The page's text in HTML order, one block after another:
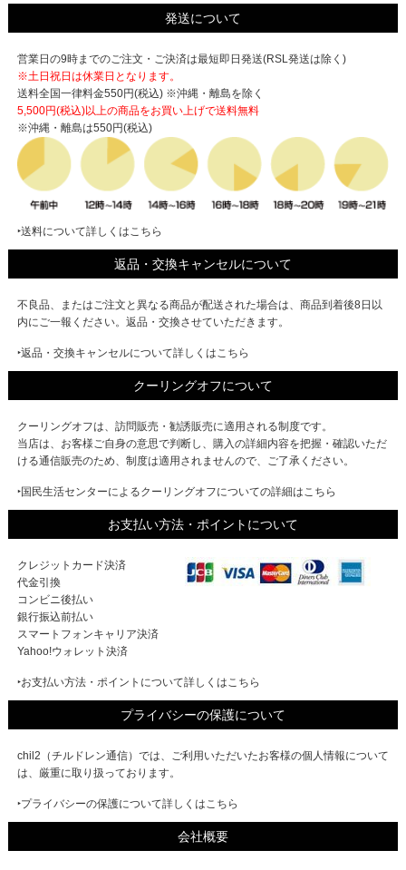
発送について
営業日の9時までのご注文・ご決済は最短即日発送(RSL発送は除く)
※土日祝日は休業日となります。
送料全国一律料金550円(税込) ※沖縄・離島を除く
5,500円(税込)以上の商品をお買い上げで送料無料
※沖縄・離島は550円(税込)
‣送料について詳しくはこちら
返品・交換キャンセルについて
不良品、またはご注文と異なる商品が配送された場合は、商品到着後8日以
内にご一報ください。返品・交換させていただきます。
‣返品・交換キャンセルについて詳しくはこちら
クーリングオフについて
クーリングオフは、訪問販売・勧誘販売に適用される制度です。
当店は、お客様ご自身の意思で判断し、購入の詳細内容を把握・確認いただ
ける通信販売のため、制度は適用されませんので、ご了承ください。
‣国民生活センターによるクーリングオフについての詳細はこちら
お支払い方法・ポイントについて
クレジットカード決済
代金引換
コンビニ後払い
銀行振込前払い
スマートフォンキャリア決済
Yahoo!ウォレット決済
‣お支払い方法・ポイントについて詳しくはこちら
プライバシーの保護について
chil2（チルドレン通信）では、ご利用いただいたお客様の個人情報について
は、厳重に取り扱っております。
‣プライバシーの保護について詳しくはこちら
会社概要